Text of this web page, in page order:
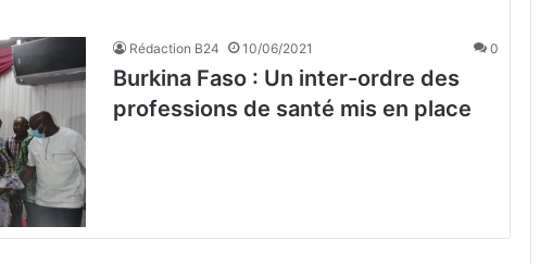
Rédaction B24 10/06/2021 0
Burkina Faso : Un inter-ordre des
professions de santé mis en place